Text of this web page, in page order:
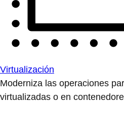
Virtualización
Moderniza las operaciones
virtualizadas o en